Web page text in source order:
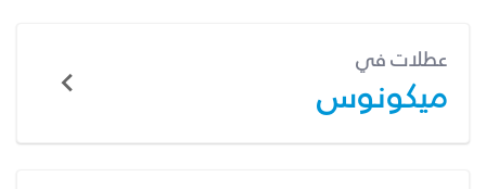
عطلات في
ميكونوس